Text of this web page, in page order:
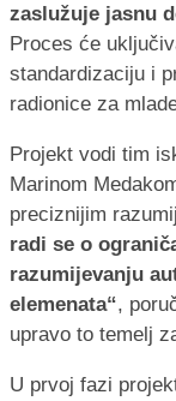
zaslužuje jasnu
Proces će
standardizaciju i
radionice za
Projekt vodi tim
Marinom
preciznijim
radi se o
razumijevanju
elemenata“,
upravo to temelj
U prvoj fazi